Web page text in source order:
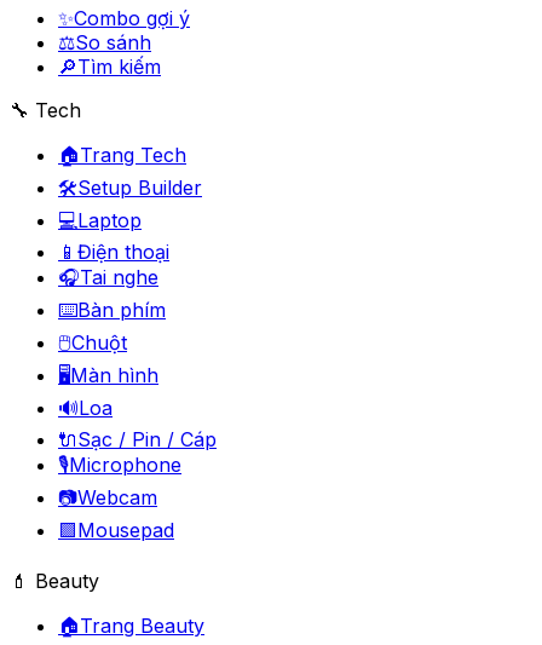
✨Combo gợi ý
⚖️So sánh
🔎Tìm kiếm
🔧 Tech
🏠Trang Tech
🛠️Setup Builder
💻Laptop
📱 Điện thoại
🎧Tai nghe
⌨️Bàn phím
🖱️Chuột
🖥️Màn hình
🔊Loa
🔌Sạc / Pin / Cáp
🎙️Microphone
📷Webcam
🟪Mousepad
💄 Beauty
🏠Trang Beauty